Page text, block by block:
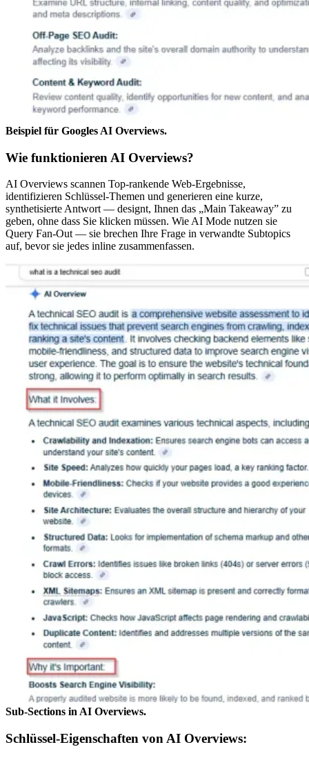
Beispiel für Googles AI Overviews.
Wie funktionieren AI Overviews?
AI Overviews scannen Top-rankende Web-Ergebnisse,
identifizieren Schlüssel-Themen und generieren eine kurze,
synthetisierte Antwort — designt, Ihnen das „Main Takeaway” zu
geben, ohne dass Sie klicken müssen. Wie AI Mode nutzen sie
Query Fan-Out — sie brechen Ihre Frage in verwandte Subtopics
auf, bevor sie jedes inline zusammenfassen.
Sub-Sections in AI Overviews.
Schlüssel-Eigenschaften von AI Overviews: